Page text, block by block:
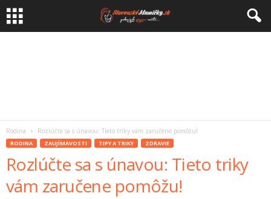
Rodina Rozlúčte sa s únavou: Tieto triky vám zaručene pomôžu!
RODINA ZAUJÍMAVOSTI TIPY A TRIKY ZDRAVIE
Rozlúčte sa s únavou: Tieto triky
vám zaručene pomôžu!